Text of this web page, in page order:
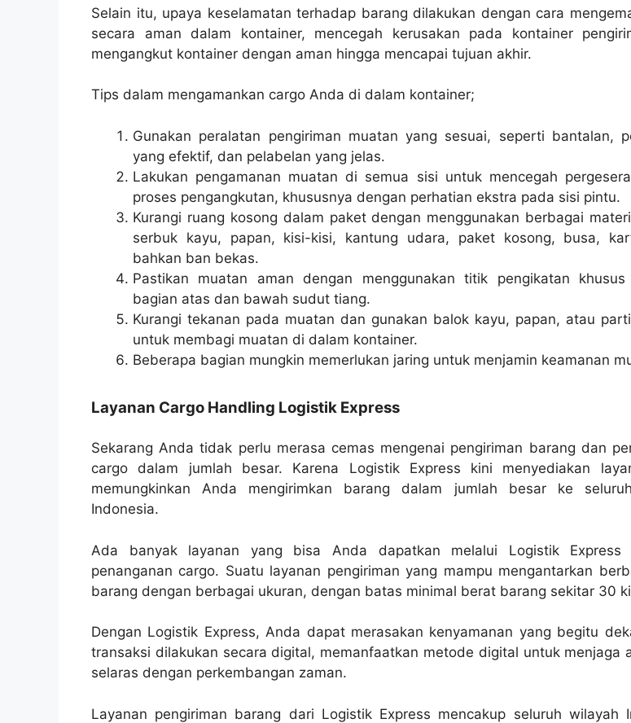
Selain itu, upaya keselamatan terhadap barang dilakukan dengan cara
secara aman dalam kontainer, mencegah kerusakan pada kontainer
mengangkut kontainer dengan aman hingga mencapai tujuan akhir.
Tips dalam mengamankan cargo Anda di dalam kontainer;
Gunakan peralatan pengiriman muatan yang sesuai, seperti bantalan,
yang efektif, dan pelabelan yang jelas.
Lakukan pengamanan muatan di semua sisi untuk mencegah
proses pengangkutan, khususnya dengan perhatian ekstra pada sisi pintu.
Kurangi ruang kosong dalam paket dengan menggunakan berbagai
serbuk kayu, papan, kisi-kisi, kantung udara, paket kosong, busa,
bahkan ban bekas.
Pastikan muatan aman dengan menggunakan titik pengikatan
bagian atas dan bawah sudut tiang.
Kurangi tekanan pada muatan dan gunakan balok kayu, papan, atau
untuk membagi muatan di dalam kontainer.
Beberapa bagian mungkin memerlukan jaring untuk menjamin keamanan
Layanan Cargo Handling Logistik Express
Sekarang Anda tidak perlu merasa cemas mengenai pengiriman barang dan
cargo dalam jumlah besar. Karena Logistik Express kini menyediakan
memungkinkan Anda mengirimkan barang dalam jumlah besar ke
Indonesia.
Ada banyak layanan yang bisa Anda dapatkan melalui Logistik Express
penanganan cargo. Suatu layanan pengiriman yang mampu mengantarkan
barang dengan berbagai ukuran, dengan batas minimal berat barang sekitar 30
Dengan Logistik Express, Anda dapat merasakan kenyamanan yang begitu
transaksi dilakukan secara digital, memanfaatkan metode digital untuk menjaga
selaras dengan perkembangan zaman.
Layanan pengiriman barang dari Logistik Express mencakup seluruh wilayah